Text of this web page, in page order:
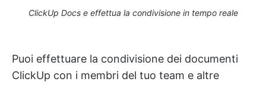
ClickUp Docs e effettua la condivisione in tempo reale
Puoi effettuare la condivisione dei documenti
ClickUp con i membri del tuo team e altre